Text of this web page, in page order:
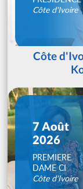
Côte d'Ivoire
Côte
7 Août
2026
PREMIERE
DAME CI
Côte d'Ivoire